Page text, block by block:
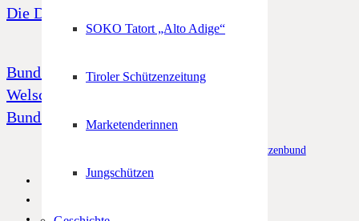
SOKO Tatort „Alto Adige“
Tiroler Schützenzeitung
Marketenderinnen
Jungschützen
Die Dornenkrone
Bund Tiroler Schützenkompanien
Welschtiroler Schützenbund
Bund Bayerischen Gebirgsschützen
Südtiroler Schützenbund